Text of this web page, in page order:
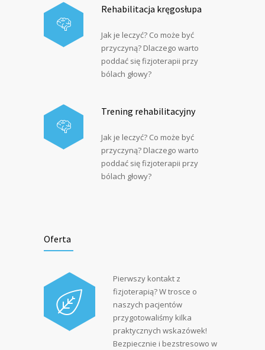
Rehabilitacja kręgosłupa
Jak je leczyć? Co może być
przyczyną? Dlaczego warto
poddać się fizjoterapii przy
bólach głowy?
Trening rehabilitacyjny
Jak je leczyć? Co może być
przyczyną? Dlaczego warto
poddać się fizjoterapii przy
bólach głowy?
Oferta
Pierwszy kontakt z
fizjoterapią? W trosce o
naszych pacjentów
przygotowaliśmy kilka
praktycznych wskazówek!
Bezpiecznie i bezstresowo w